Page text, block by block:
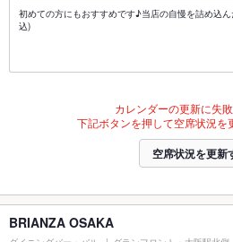
初めての方にもおすすめです♪当店の自慢を詰め込
込)
カレンダーの更新に失敗
下記ボタンを押して空席状況を
空席状況を更新
BRIANZA OSAKA